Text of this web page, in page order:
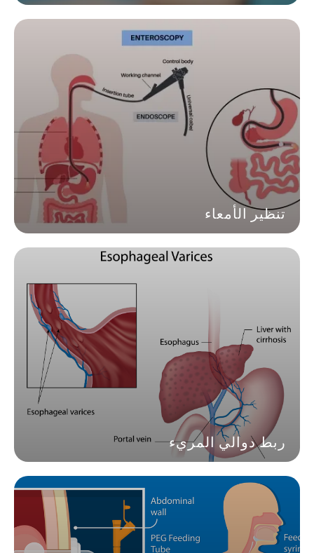
تنظير الأمعاء
ربط دوالي المريء